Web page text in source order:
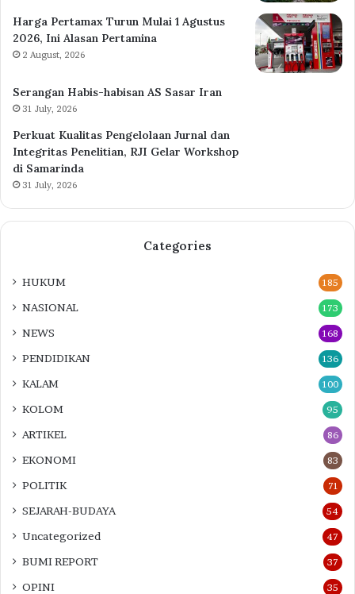
Harga Pertamax Turun Mulai 1 Agustus
2026, Ini Alasan Pertamina
2 August, 2026
Serangan Habis-habisan AS Sasar Iran
31 July, 2026
Perkuat Kualitas Pengelolaan Jurnal dan
Integritas Penelitian, RJI Gelar Workshop
di Samarinda
31 July, 2026
Categories
HUKUM 185
NASIONAL 173
NEWS 168
PENDIDIKAN 136
KALAM 100
KOLOM 95
ARTIKEL 86
EKONOMI 83
POLITIK 71
SEJARAH-BUDAYA 54
Uncategorized 47
BUMI REPORT 37
OPINI 35